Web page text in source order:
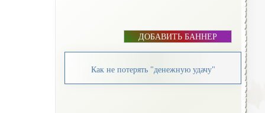
ДОБАВИТЬ БАННЕР
Как не потерять "денежную удачу"